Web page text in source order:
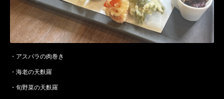
・アスパラの肉巻き
・海老の天麩羅
・旬野菜の天麩羅